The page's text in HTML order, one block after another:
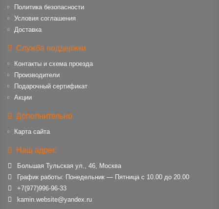
Политика безопасности
Условия соглашения
Доставка
Служба поддержки
Контакты и схема проезда
Производители
Подарочный сертификат
Акции
Дополнительно
Карта сайта
Наш адрес
Большая Тульская ул., 46, Москва
График работы: Понедельник — Пятница с 10.00 до 20.00
+7(977)996-96-33
kamin.website@yandex.ru